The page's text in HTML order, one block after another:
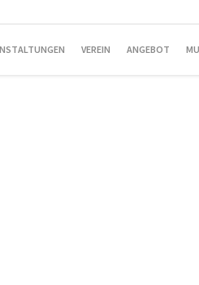
VEREIN ANGEBOT